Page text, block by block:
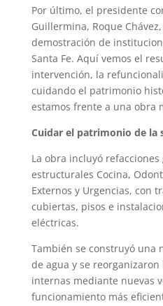
Por último, el presidente
Guillermina, Roque
demostración de
Santa Fe. Aquí vemos el
intervención, la
cuidando el patrimonio
estamos frente a una obra
Cuidar el patrimonio de la
La obra incluyó
estructurales Cocina,
Externos y Urgencias, con
cubiertas, pisos e
eléctricas.
También se construyó una
de agua y se reorganizaron
internas mediante nuevas
funcionamiento más